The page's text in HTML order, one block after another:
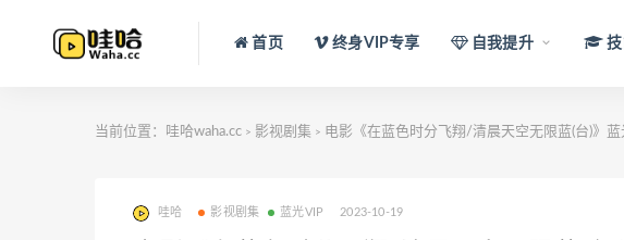
首页 终身VIP专享 自我提升
当前位置： 哇哈waha.cc > 影视剧集 > 电影《在蓝色时分飞翔/清晨天空无限蓝(台)》
哇哈 影视剧集 蓝光VIP 2023-10-19